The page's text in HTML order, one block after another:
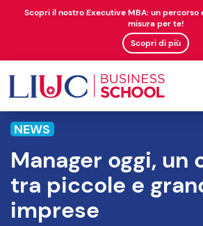
Scopri il nostro Executive MBA: un
misura per te!
Scopri di più
NEWS
Manager oggi, un
tra piccole e
imprese